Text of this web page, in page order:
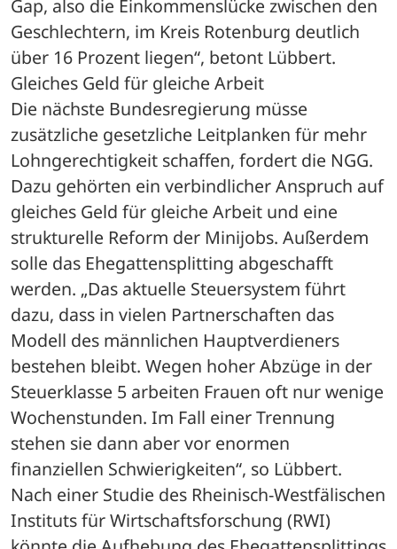
Gap, also die Einkommenslücke zwischen den
Geschlechtern, im Kreis Rotenburg deutlich
über 16 Prozent liegen“, betont Lübbert.
Gleiches Geld für gleiche Arbeit
Die nächste Bundesregierung müsse
zusätzliche gesetzliche Leitplanken für mehr
Lohngerechtigkeit schaffen, fordert die NGG.
Dazu gehörten ein verbindlicher Anspruch auf
gleiches Geld für gleiche Arbeit und eine
strukturelle Reform der Minijobs. Außerdem
solle das Ehegattensplitting abgeschafft
werden. „Das aktuelle Steuersystem führt
dazu, dass in vielen Partnerschaften das
Modell des männlichen Hauptverdieners
bestehen bleibt. Wegen hoher Abzüge in der
Steuerklasse 5 arbeiten Frauen oft nur wenige
Wochenstunden. Im Fall einer Trennung
stehen sie dann aber vor enormen
finanziellen Schwierigkeiten“, so Lübbert.
Nach einer Studie des Rheinisch-Westfälischen
Instituts für Wirtschaftsforschung (RWI)